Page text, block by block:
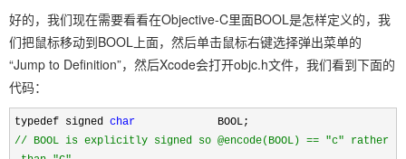
好的，我们现在需要看看在Objective-C里面BOOL是怎样定义的，我
们把鼠标移动到BOOL上面，然后单击鼠标右键选择弹出菜单的
“Jump to Definition”，然后Xcode会打开objc.h文件，我们看到下面的
代码：
typedef signed char BOOL;
// BOOL is explicitly signed so @encode(BOOL) == "c" rather